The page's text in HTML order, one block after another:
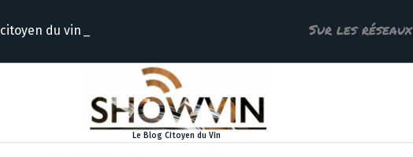
Sur les réseaux
Le Blog Citoyen du Vin